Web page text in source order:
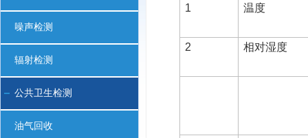
噪声检测
辐射检测
公共卫生检测
油气回收
1 温度
2 相对湿度